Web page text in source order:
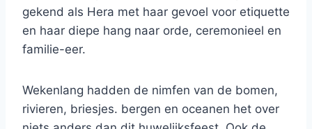
gekend als Hera met haar gevoel voor etiquette
en haar diepe hang naar orde, ceremonieel en
familie-eer.
Wekenlang hadden de nimfen van de bomen,
rivieren, briesjes. bergen en oceanen het over